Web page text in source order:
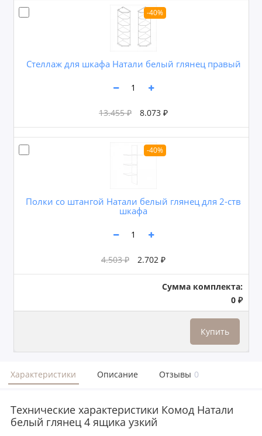
-40%
Стеллаж для шкафа Натали белый глянец правый
13.455 ₽ 8.073 ₽
-40%
Полки со штангой Натали белый глянец для 2-ств
шкафа
4.503 ₽ 2.702 ₽
Сумма комплекта:
0 ₽
Купить
Характеристики Описание Отзывы 0
Технические характеристики Комод Натали
белый глянец 4 ящика узкий